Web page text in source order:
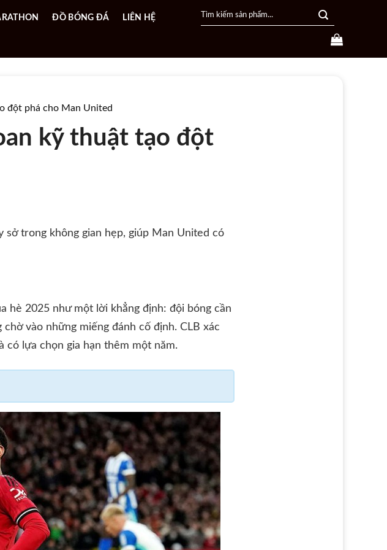
ĐỒ BÓNG ĐÁ LIÊN HỆ
Search
đột phá cho Man United
kỹ thuật tạo đột
sở trong không gian hẹp, giúp Man United có
hè 2025 như một lời khẳng định: đội bóng cần
vào những miếng đánh cố định. CLB xác
có lựa chọn gia hạn thêm một năm.